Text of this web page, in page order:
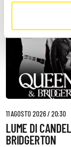
11 AGOSTO 2026 / 20:30
LUME DI
BRIDGERTON